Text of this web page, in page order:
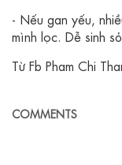
- Nếu gan yếu,
mình lọc. Dễ sinh
Từ Fb Pham Chi
COMMENTS